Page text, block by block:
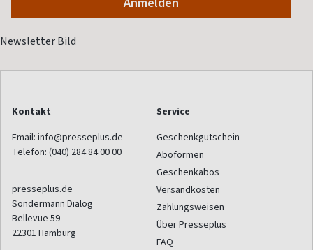
Kontakt
Email: info@presseplus.de
Telefon: (040) 284 84 00 00
presseplus.de
Sondermann Dialog
Bellevue 59
22301 Hamburg
Service
Geschenkgutschein
Aboformen
Geschenkabos
Versandkosten
Zahlungsweisen
Über Presseplus
FAQ